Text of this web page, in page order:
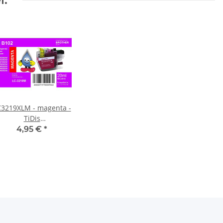
- magenta -
TiDis
Ersatzdruckerpatrone
4,95 € *